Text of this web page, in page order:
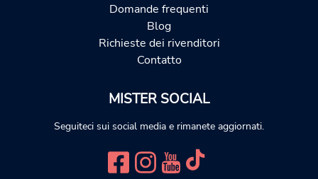
Domande frequenti
Blog
Richieste dei rivenditori
Contatto
MISTER SOCIAL
Seguiteci sui social media e rimanete aggiornati.